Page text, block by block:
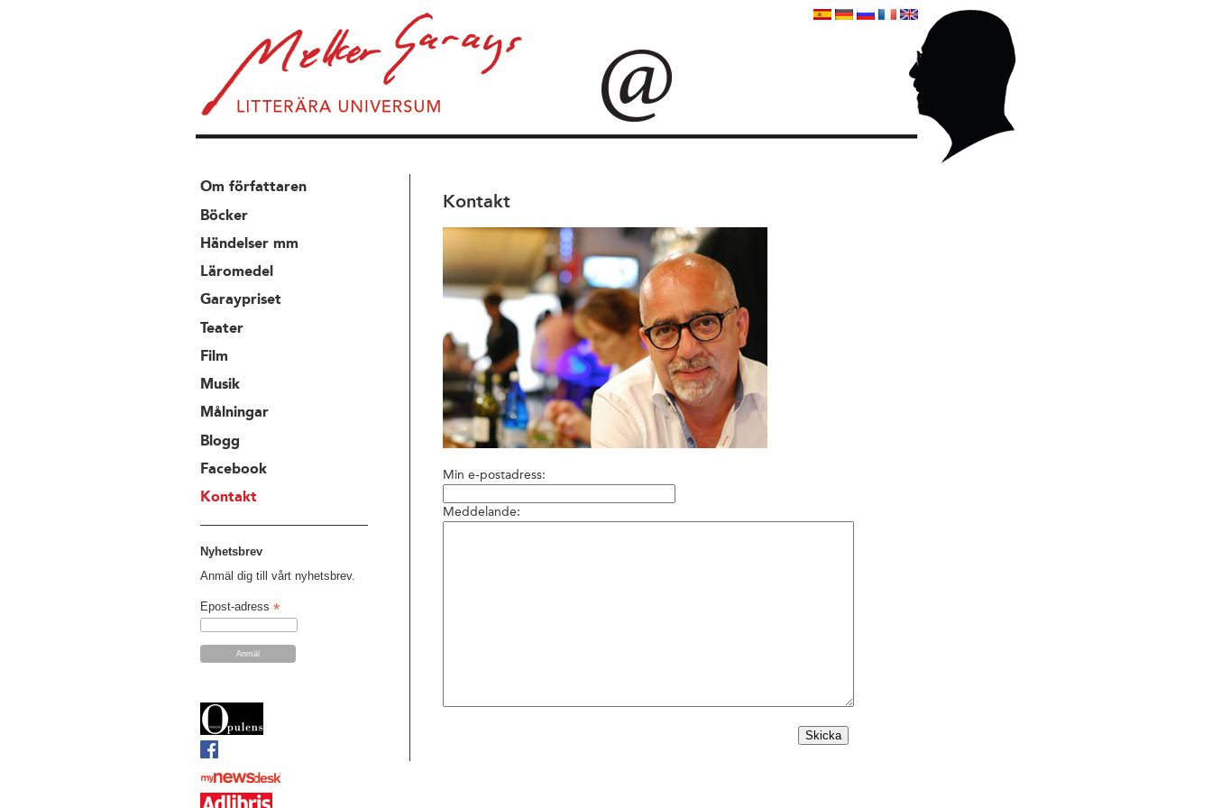
Om författaren
Böcker
Händelser mm
Läromedel
Garaypriset
Teater
Film
Musik
Målningar
Blogg
Facebook
Kontakt
Nyhetsbrev
Anmäl dig till vårt nyhetsbrev.
Epost-adress *
Kontakt
Min e-postadress:
Meddelande: